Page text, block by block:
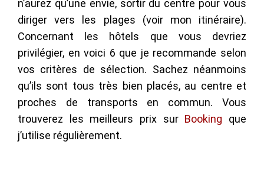
n’aurez qu’une envie, sortir du centre pour vous
diriger vers les plages (voir mon itinéraire).
Concernant les hôtels que vous devriez
privilégier, en voici 6 que je recommande selon
vos critères de sélection. Sachez néanmoins
qu’ils sont tous très bien placés, au centre et
proches de transports en commun. Vous
trouverez les meilleurs prix sur Booking que
j’utilise régulièrement.